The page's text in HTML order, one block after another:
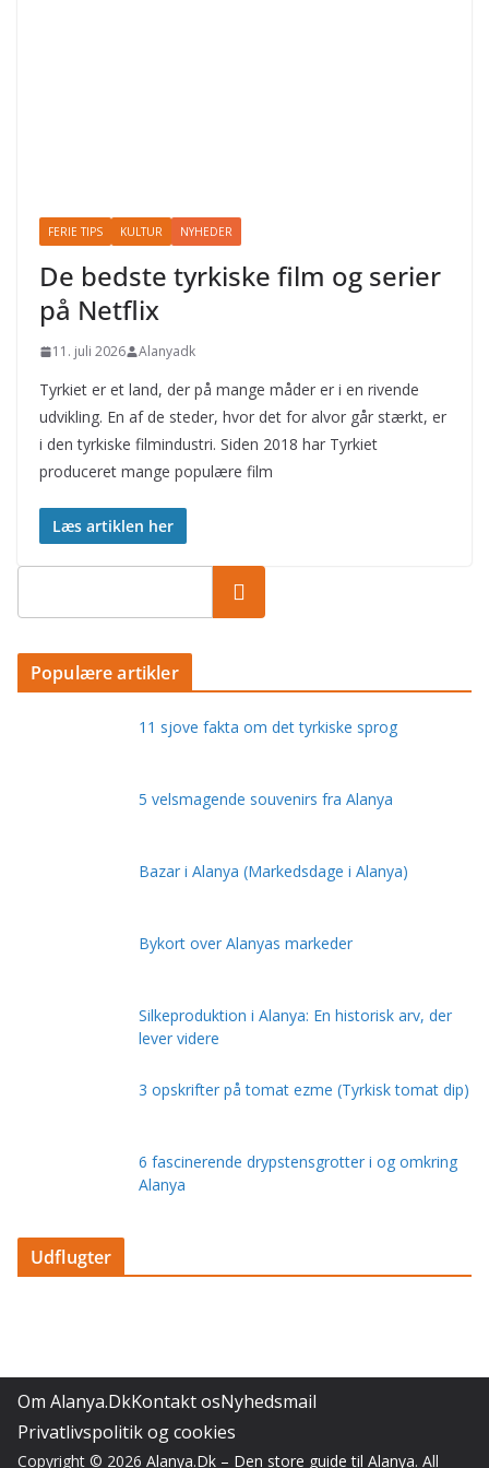
FERIE TIPS KULTUR NYHEDER
De bedste tyrkiske film og serier
på Netflix
11. juli 2026 Alanyadk
Tyrkiet er et land, der på mange måder er i en rivende
udvikling. En af de steder, hvor det for alvor går stærkt, er
i den tyrkiske filmindustri. Siden 2018 har Tyrkiet
produceret mange populære film
Læs artiklen her
Populære artikler
11 sjove fakta om det tyrkiske sprog
5 velsmagende souvenirs fra Alanya
Bazar i Alanya (Markedsdage i Alanya)
Bykort over Alanyas markeder
Silkeproduktion i Alanya: En historisk arv, der
lever videre
3 opskrifter på tomat ezme (Tyrkisk tomat dip)
6 fascinerende drypstensgrotter i og omkring
Alanya
Udflugter
Om Alanya.DkKontakt osNyhedsmail
Privatlivspolitik og cookies
Copyright © 2026 Alanya.Dk – Den store guide til Alanya. All